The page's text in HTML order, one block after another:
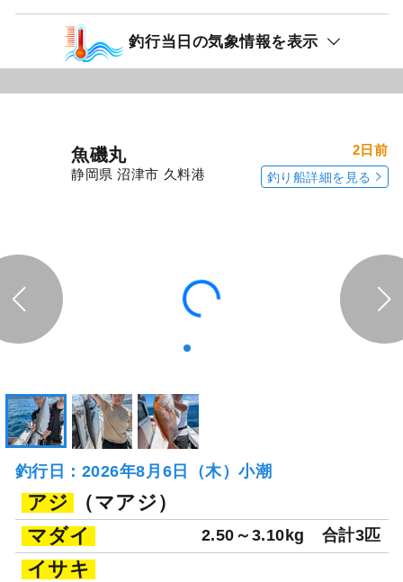
釣行当日の気象情報を表示
魚磯丸
静岡県 沼津市 久料港
2日前
釣り船詳細を見る
釣行日：2026年8月6日（木）小潮
アジ
（マアジ）
マダイ
2.50～3.10kg 合計3匹
イサキ